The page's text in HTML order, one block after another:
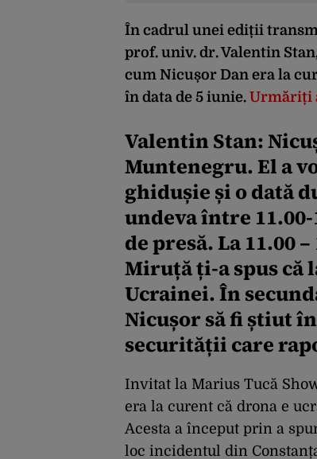
În cadrul unei ediții
prof. univ. dr. Valentin
cum Nicușor Dan era la
în data de 5 iunie. Urmăriți
Valentin Stan:
Muntenegru. El a
ghidușie și o dată
undeva între
de presă. La 11.00
Miruță ți-a spus că
Ucrainei. În
Nicușor să fi știut
securității care
Invitat la Marius Tucă
era la curent că drona e
Acesta a început prin a
loc incidentul din